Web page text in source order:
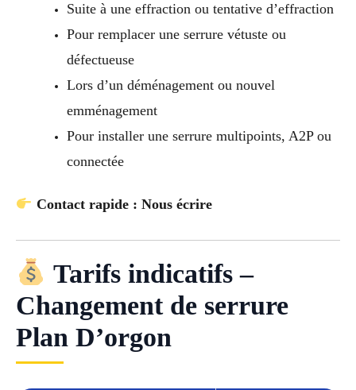
Suite à une effraction ou tentative d’effraction
Pour remplacer une serrure vétuste ou
défectueuse
Lors d’un déménagement ou nouvel
emménagement
Pour installer une serrure multipoints, A2P ou
connectée
Contact rapide : Nous écrire
Tarifs indicatifs –
Changement de serrure
Plan D’orgon